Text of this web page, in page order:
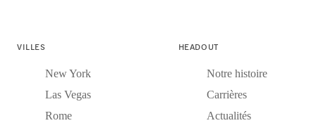
VILLES
New York
Las Vegas
Rome
HEADOUT
Notre histoire
Carrières
Actualités